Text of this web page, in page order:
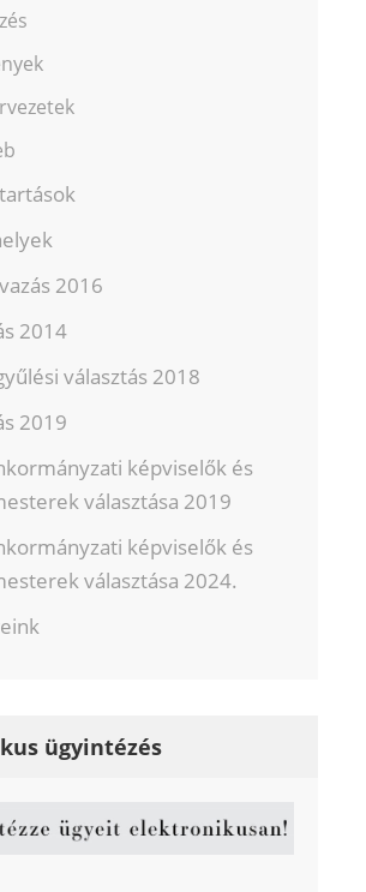
2016
2014
választás 2018
2019
képviselők és
választása 2019
képviselők és
választása 2024.
ügyintézés